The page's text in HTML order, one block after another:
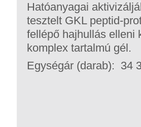
Hatóanyagai
tesztelt GKL peptid-
fellépő hajhullás elleni
komplex tartalmú gél.
Egységár (darab): 34